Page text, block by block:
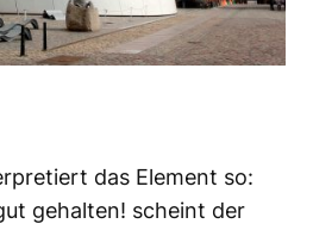
das Element so:
gehalten! scheint der